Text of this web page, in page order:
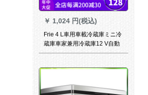
￥ 1,024 円(税込)
Frie 4 L車用車載冷蔵庫ミニ冷
蔵庫車家兼用冷蔵庫12 V自動
車用冷蔵箱学生ピンク4 L車用